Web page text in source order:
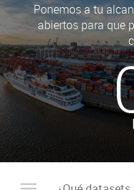
Ponemos a tu
abiertos para que